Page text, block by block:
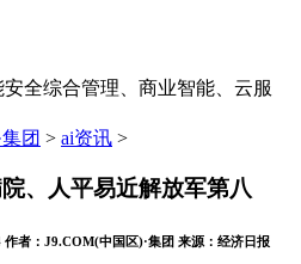
全综合管理、商业智能、云服
团 > ai资讯 >
、人平易近解放军第八
作者： J9.COM(中国区)·集团 来源： 经济日报